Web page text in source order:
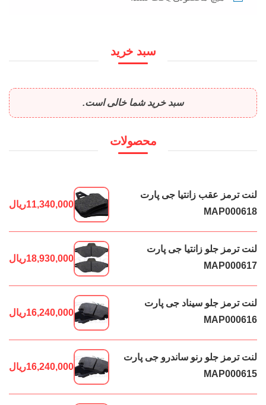
سبد خرید
سبد خرید شما خالی است.
محصولات
لنت ترمز عقب زانتیا جی پارت
MAP000618
11,340,000ریال
لنت ترمز جلو زانتیا جی پارت
MAP000617
18,930,000ریال
لنت ترمز جلو سیناد جی پارت
MAP000616
16,240,000ریال
لنت ترمز جلو رنو ساندرو جی پارت
MAP000615
16,240,000ریال